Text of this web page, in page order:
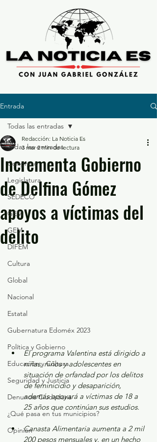
Entrada
Todas las entradas
Congreso
Legislatura
SEDECO
GEM
GEM
DIFEM
Cultura
Global
Nacional
Estatal
Gubernatura Edoméx 2023
Política y Gobierno
Educación y Cultura
Seguridad y Justicia
Denuncia Ciudadana
¿Qué pasa en tus municipios?
Opinión
Todas las entradas
Incrementa Gobierno
de Delfina Gómez
apoyos a víctimas del
delito
Redacción: La Noticia Es
3 mar 2 min de lectura
El programa Valentina está dirigido a
niñas, niños y adolescentes en
situación de orfandad por los delitos
de feminicidio y desaparición,
además apoyará a víctimas de 18 a
25 años que continúan sus estudios.
Canasta Alimentaria aumenta a 2 mil
200 pesos mensuales y, en un hecho